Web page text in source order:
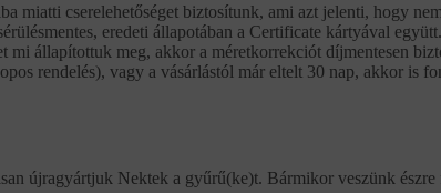
miatti cserelehetőséget biztosítunk, ami azt jelenti, hogy
eredeti állapotában a Certificate kártyával együtt.
mi állapítottuk meg, akkor a méretkorrekciót díjmentesen
rendelés), vagy a vásárlástól már eltelt 30 nap, akkor is
újragyártjuk Nektek a gyűrű(ke)t. Bármikor veszünk